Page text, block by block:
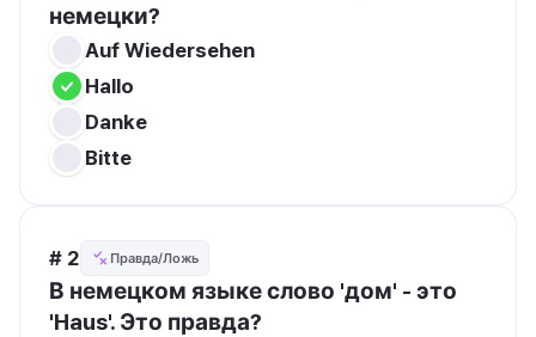
немецки?
Auf Wiedersehen
Hallo
Danke
Bitte
# 2 Правда/Ложь
В немецком языке слово 'дом' - это
'Haus'. Это правда?